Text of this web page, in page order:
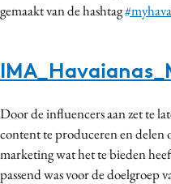
gemaakt van de hashtag
Door de influencers aan zet te
content te produceren en delen
marketing wat het te bieden
passend was voor de doelgroep